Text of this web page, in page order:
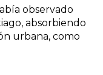
observado
absorbiendo
urbana, como